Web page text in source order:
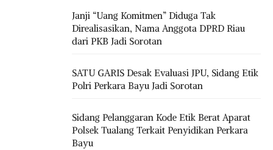
Janji “Uang Komitmen” Diduga Tak
Direalisasikan, Nama Anggota DPRD Riau
dari PKB Jadi Sorotan
SATU GARIS Desak Evaluasi JPU, Sidang Etik
Polri Perkara Bayu Jadi Sorotan
Sidang Pelanggaran Kode Etik Berat Aparat
Polsek Tualang Terkait Penyidikan Perkara
Bayu